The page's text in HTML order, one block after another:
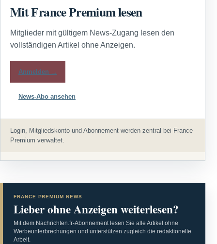
Mit France Premium lesen
Mitglieder mit gültigem News-Zugang lesen den
vollständigen Artikel ohne Anzeigen.
Anmelden →
News-Abo ansehen
Login, Mitgliedskonto und Abonnement werden zentral bei France
Premium verwaltet.
FRANCE PREMIUM NEWS
Lieber ohne Anzeigen weiterlesen?
Mit dem Nachrichten.fr-Abonnement lesen Sie alle Artikel ohne
Werbeunterbrechungen und unterstützen zugleich die redaktionelle
Arbeit.